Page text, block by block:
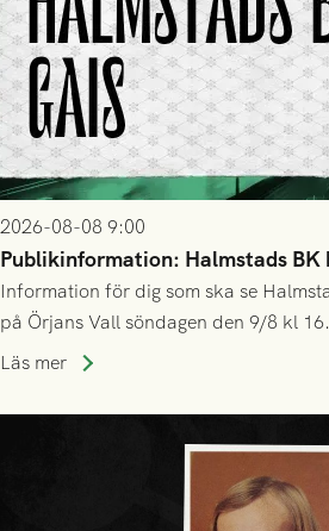
2026-08-08 9:00
Publikinformation: Halmstads
Information för dig som ska se
på Örjans Vall söndagen den 9/8 kl
Läs mer